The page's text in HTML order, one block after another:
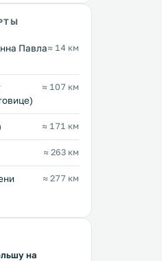
Павла≈ 14 км
≈ 107 км
≈ 171 км
≈ 263 км
≈ 277 км
на